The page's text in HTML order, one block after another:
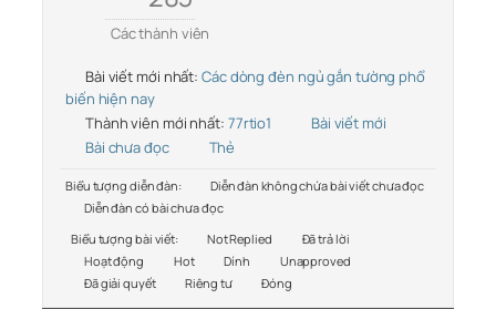
Các thành viên
Bài viết mới nhất: Các dòng đèn ngủ gắn tường phổ
biến hiện nay
Thành viên mới nhất: 77rtio1
Bài viết mới
Bài chưa đọc
Thẻ
Biểu tượng diễn đàn:
Diễn đàn không chứa bài viết chưa đọc
Diễn đàn có bài chưa đọc
Biểu tượng bài viết:
Not Replied
Đã trả lời
Hoạt động
Hot Dính
Unapproved
Đã giải quyết
Riêng tư Đóng